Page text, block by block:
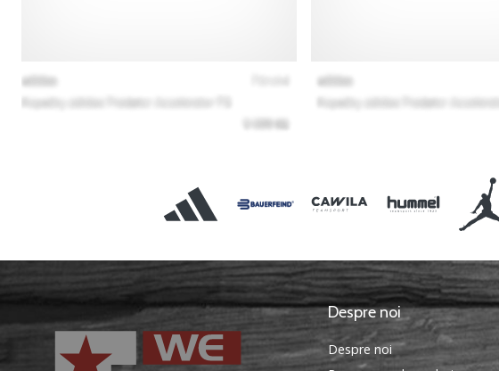
Despre noi
Despre noi